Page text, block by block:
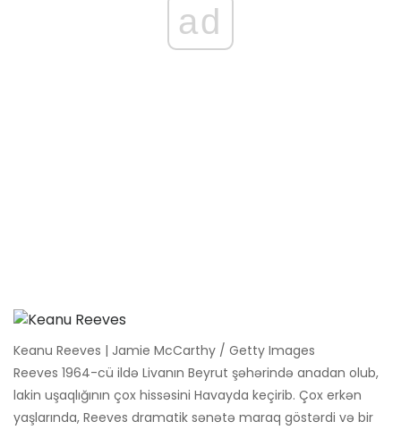
ad
Keanu Reeves | Jamie McCarthy / Getty Images
Reeves 1964-cü ildə Livanın Beyrut şəhərində anadan olub,
lakin uşaqlığının çox hissəsini Havayda keçirib. Çox erkən
yaşlarında, Reeves dramatik sənətə maraq göstərdi və bir